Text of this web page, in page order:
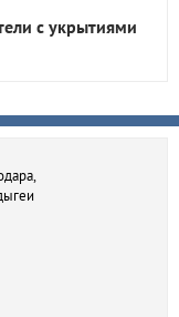
с укрытиями